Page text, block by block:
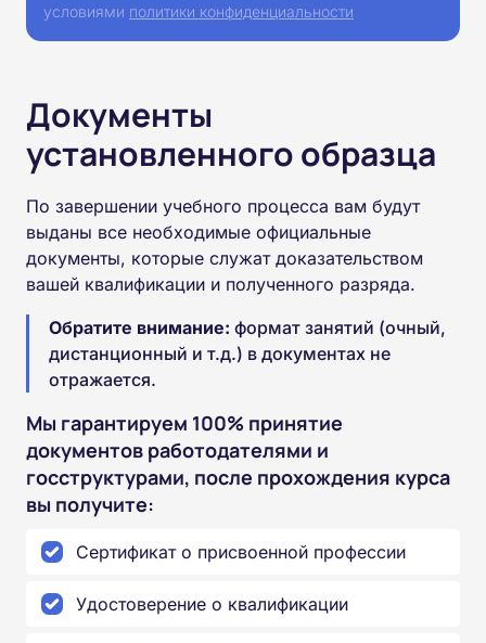
условиями политики конфиденциальности
Документы
установленного образца
По завершении учебного процесса вам будут
выданы все необходимые официальные
документы, которые служат доказательством
вашей квалификации и полученного разряда.
Обратите внимание: формат занятий (очный,
дистанционный и т.д.) в документах не
отражается.
Мы гарантируем 100% принятие
документов работодателями и
госструктурами, после прохождения курса
вы получите:
Сертификат о присвоенной профессии
Удостоверение о квалификации